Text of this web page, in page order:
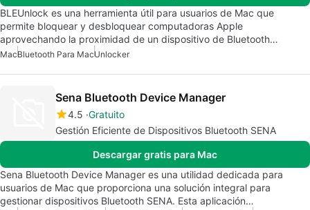
BLEUnlock es una herramienta útil para usuarios de Mac que
permite bloquear y desbloquear computadoras Apple
aprovechando la proximidad de un dispositivo de Bluetooth…
MacBluetooth Para MacUnlocker
Sena Bluetooth Device Manager
4.5 Gratuito
Gestión Eficiente de Dispositivos Bluetooth SENA
Descargar gratis para Mac
Sena Bluetooth Device Manager es una utilidad dedicada para
usuarios de Mac que proporciona una solución integral para
gestionar dispositivos Bluetooth SENA. Esta aplicación…